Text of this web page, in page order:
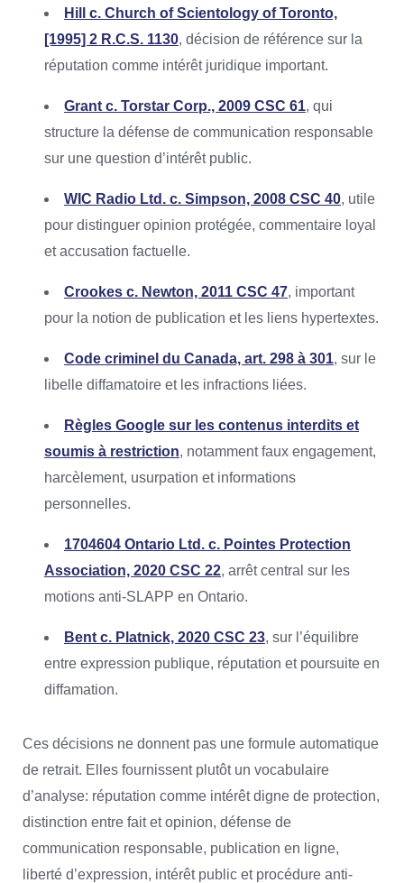
Hill c. Church of Scientology of Toronto,
[1995] 2 R.C.S. 1130, décision de référence sur la
réputation comme intérêt juridique important.
Grant c. Torstar Corp., 2009 CSC 61, qui
structure la défense de communication responsable
sur une question d’intérêt public.
WIC Radio Ltd. c. Simpson, 2008 CSC 40, utile
pour distinguer opinion protégée, commentaire loyal
et accusation factuelle.
Crookes c. Newton, 2011 CSC 47, important
pour la notion de publication et les liens hypertextes.
Code criminel du Canada, art. 298 à 301, sur le
libelle diffamatoire et les infractions liées.
Règles Google sur les contenus interdits et
soumis à restriction, notamment faux engagement,
harcèlement, usurpation et informations
personnelles.
1704604 Ontario Ltd. c. Pointes Protection
Association, 2020 CSC 22, arrêt central sur les
motions anti-SLAPP en Ontario.
Bent c. Platnick, 2020 CSC 23, sur l’équilibre
entre expression publique, réputation et poursuite en
diffamation.
Ces décisions ne donnent pas une formule automatique
de retrait. Elles fournissent plutôt un vocabulaire
d’analyse: réputation comme intérêt digne de protection,
distinction entre fait et opinion, défense de
communication responsable, publication en ligne,
liberté d’expression, intérêt public et procédure anti-